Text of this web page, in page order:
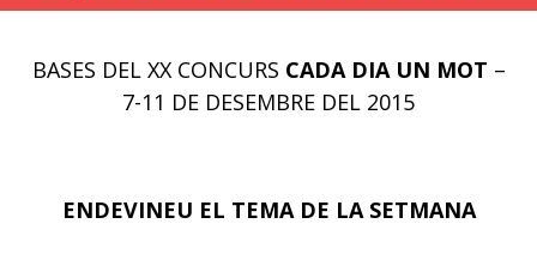
BASES DEL XX CONCURS CADA DIA UN MOT –
7-11 DE DESEMBRE DEL 2015
ENDEVINEU EL TEMA DE LA SETMANA